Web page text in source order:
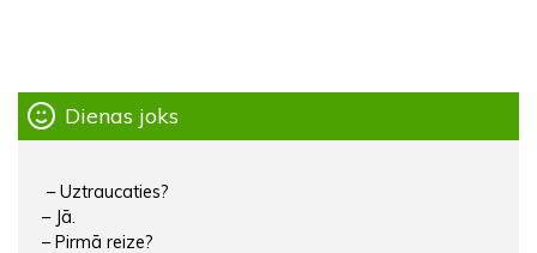
Dienas joks
– Uztraucaties?
– Jā.
– Pirmā reize?